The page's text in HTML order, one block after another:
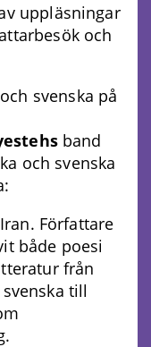
uppläsningar
och
svenska på
band
och svenska
Författare
både poesi
från
till